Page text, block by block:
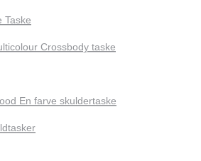
Taske
Crossbody taske
En farve skuldertaske